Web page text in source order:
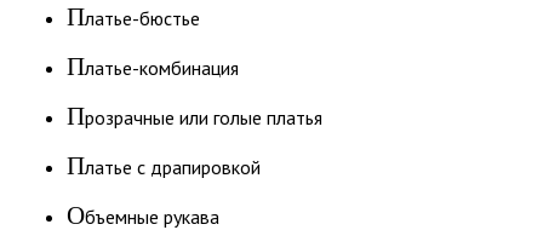
Платье-бюстье
Платье-комбинация
Прозрачные или голые платья
Платье с драпировкой
Объемные рукава